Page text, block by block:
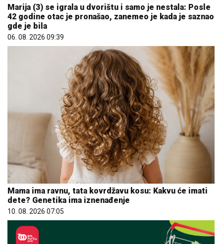
Marija (3) se igrala u dvorištu i samo je nestala: Posle
42 godine otac je pronašao, zanemeo je kada je saznao
gde je bila
06. 08. 2026 09:39
Mama ima ravnu, tata kovrdžavu kosu: Kakvu će imati
dete? Genetika ima iznenađenje
10. 08. 2026 07:05